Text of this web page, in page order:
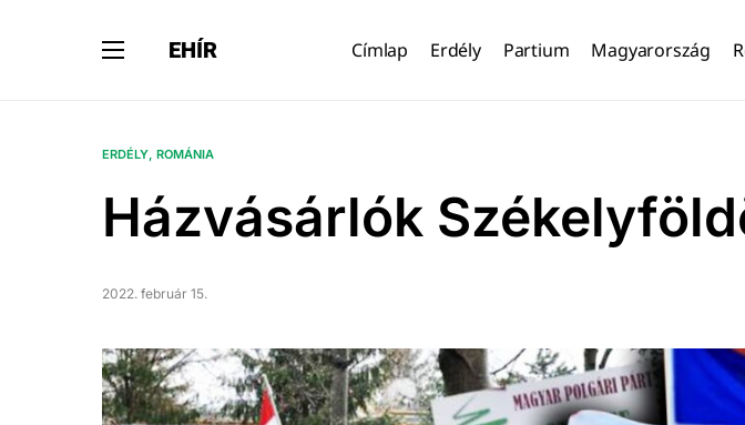
EHÍR Címlap Erdély Partium Magyarország
ERDÉLY ROMÁNIA
Házvásárlók
2022. február 15.